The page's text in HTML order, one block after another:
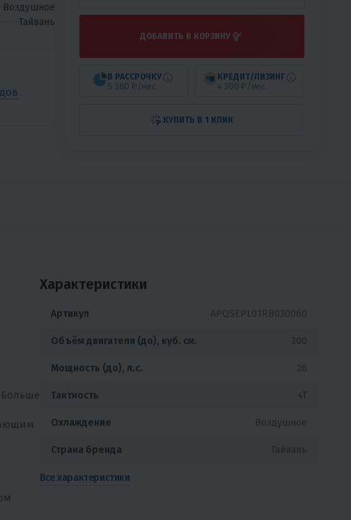
Воздушное
Тайвань
ДОБАВИТЬ В КОРЗИНУ
В РАССРОЧКУ
5 380 ₽/мес
КРЕДИТ/ЛИЗИНГ
4 300 ₽/мес
КУПИТЬ В 1 КЛИК
Характеристики
Артикул APQSEPL01RB030060
Объём двигателя (до), куб. см. 300
Мощность (до), л.с. 26
Тактность 4T
Охлаждение Воздушное
Страна бренда Тайвань
Все характеристики